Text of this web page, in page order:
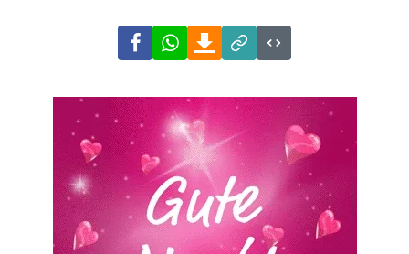
FacebookWhatsAppDownload
Link
Code